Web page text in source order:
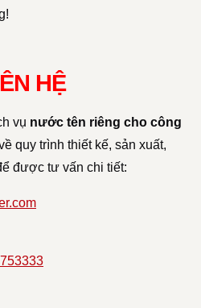
HỆ
vụ nước tên riêng cho công
quy trình thiết kế, sản xuất,
được tư vấn chi tiết: